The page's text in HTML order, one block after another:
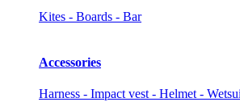
Kites - Boards - Bar
Accessories
Harness - Impact vest - Helmet -